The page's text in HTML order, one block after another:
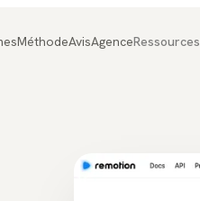
MéthodeAvisAgenceRessources